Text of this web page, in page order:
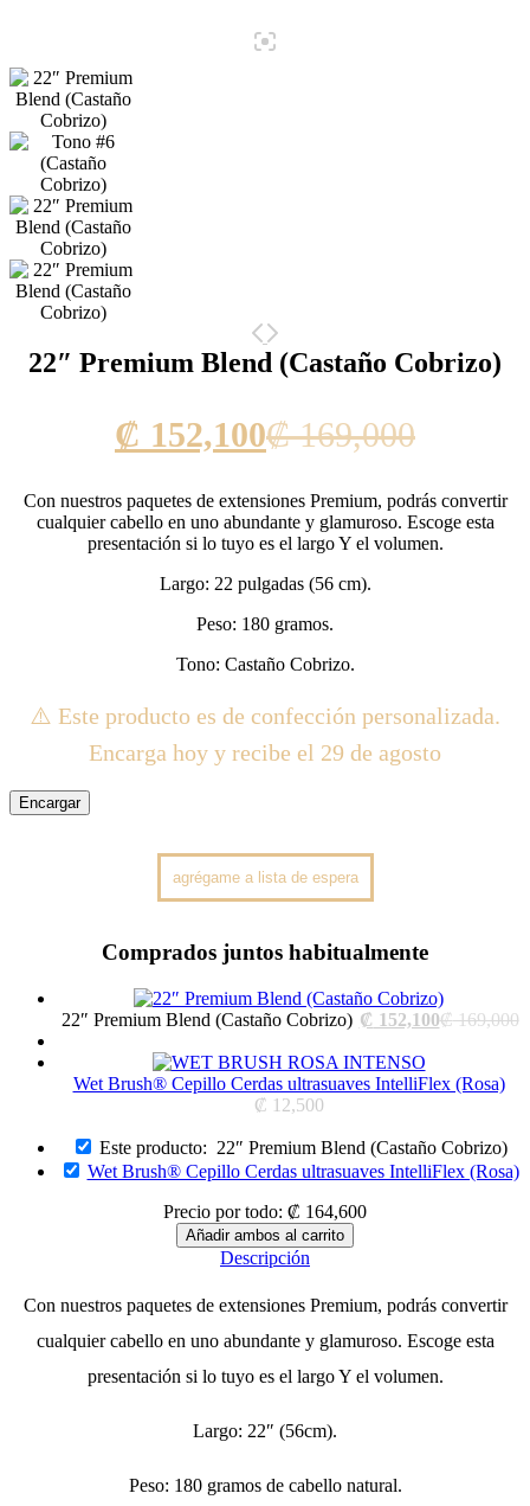
22″ Premium Blend (Castaño Cobrizo)
₡ 152,100Current
is:
₡ 152,100.
₡169,000Original
was:
₡
Con nuestros paquetes de extensiones Premium, podrás convertir
cualquier cabello en uno abundante y glamuroso. Escoge esta
presentación si lo tuyo es el largo Y el volumen.
Largo: 22 pulgadas (56 cm).
Peso: 180 gramos.
Tono: Castaño Cobrizo.
⚠️ Este producto es de confección personalizada.
Encarga hoy y recibe el 29 de agosto
Encargar
Comprados juntos habitualmente
22″ Premium Blend (Castaño Cobrizo) ₡ 152,100Current
₡ 152,100.
₡169,000
Wet Brush® Cepillo Cerdas ultrasuaves IntelliFlex (Rosa)
₡ 12,500
Este producto: 22″ Premium Blend (Castaño Cobrizo)
Wet Brush® Cepillo Cerdas ultrasuaves IntelliFlex (Rosa)
Precio por todo: ₡ 164,600
Descripción
Con nuestros paquetes de extensiones Premium, podrás convertir
cualquier cabello en uno abundante y glamuroso. Escoge esta
presentación si lo tuyo es el largo Y el volumen.
Largo: 22″ (56cm).
Peso: 180 gramos de cabello natural.